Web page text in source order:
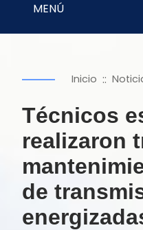
MENÚ
Inicio ::
Técnicos
realizaron
de